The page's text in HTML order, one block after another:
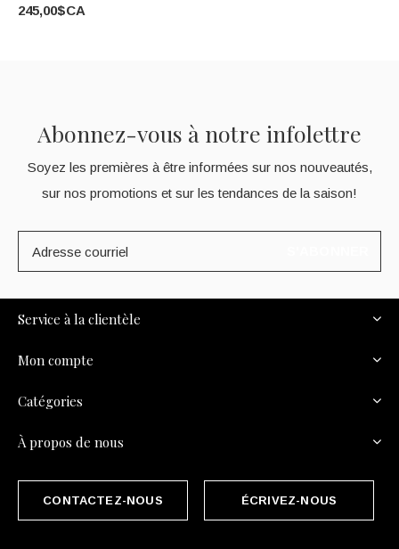
245,00$CA
Abonnez-vous à notre infolettre
Soyez les premières à être informées sur nos nouveautés,
sur nos promotions et sur les tendances de la saison!
Service à la clientèle
Mon compte
Catégories
À propos de nous
CONTACTEZ-NOUS ÉCRIVEZ-NOUS